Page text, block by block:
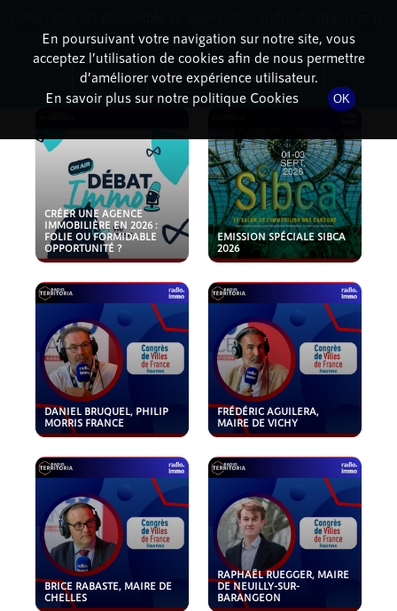
PODCASTS
CRÉER UNE AGENCE
IMMOBILIÈRE EN 2026 :
FOLIE OU FORMIDABLE
OPPORTUNITÉ ?
EMISSION SPÉCIALE SIBCA
2026
DANIEL BRUQUEL, PHILIP
MORRIS FRANCE
FRÉDÉRIC AGUILERA,
MAIRE DE VICHY
BRICE RABASTE, MAIRE DE
CHELLES
RAPHAËL RUEGGER, MAIRE
DE NEUILLY-SUR-
BARANGEON
En poursuivant votre navigation sur notre site, vous
acceptez l’utilisation de cookies afin de nous permettre
d’améliorer votre expérience utilisateur.
En savoir plus sur notre politique Cookies
OK
dessous pour l'installer.
Non merci Télécharger l'application